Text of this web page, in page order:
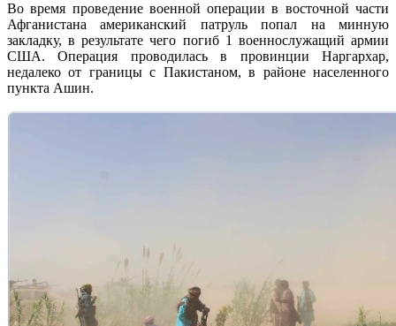
Во время проведение военной операции в восточной части
Афганистана американский патруль попал на минную
закладку, в результате чего погиб 1 военнослужащий армии
США. Операция проводилась в провинции Наргархар,
недалеко от границы с Пакистаном, в районе населенного
пункта Ашин.